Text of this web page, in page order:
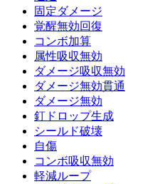
固定ダメージ
覚醒無効回復
コンボ加算
属性吸収無効
ダメージ吸収無効
ダメージ無効貫通
ダメージ無効
釘ドロップ生成
シールド破壊
自傷
コンボ吸収無効
軽減ループ